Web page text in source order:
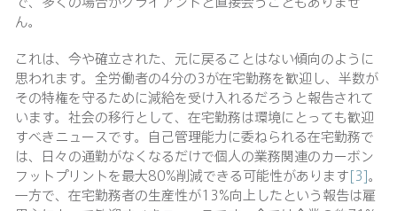
ん。
これは、今や確立された、元に戻ることはない傾向のように
思われます。全労働者の4分の3が在宅勤務を歓迎し、半数が
その特権を守るために減給を受け入れるだろうと報告されて
います。社会の移行として、在宅勤務は環境にとっても歓迎
すべきニュースです。自己管理能力に委ねられる在宅勤務で
は、日々の通勤がなくなるだけで個人の業務関連のカーボン
フットプリントを最大80%削減できる可能性があります[3]。
一方で、在宅勤務者の生産性が13%向上したという報告は雇